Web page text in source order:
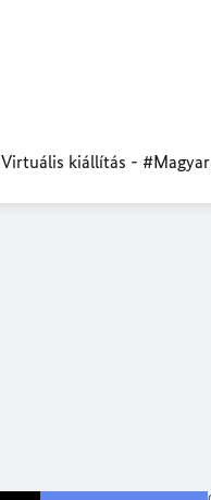
Virtuális kiállítás -